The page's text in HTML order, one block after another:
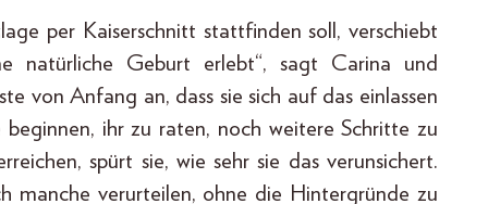
per Kaiserschnitt stattfinden soll, verschiebt
natürliche Geburt erlebt“, sagt Carina und
von Anfang an, dass sie sich auf das einlassen
ihr zu raten, noch weitere Schritte zu
spürt sie, wie sehr sie das verunsichert.
manche verurteilen, ohne die Hintergründe zu